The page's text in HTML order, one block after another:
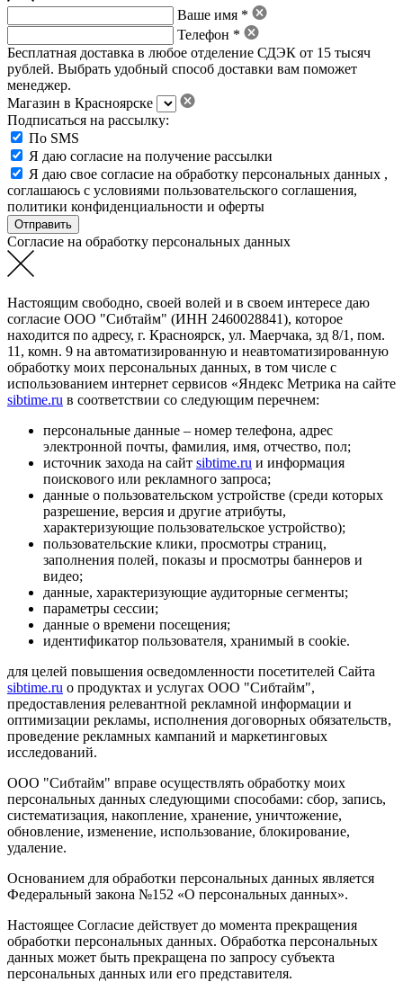
Ваше имя *
Телефон *
Бесплатная доставка в любое отделение СДЭК от 15 тысяч
рублей. Выбрать удобный способ доставки вам поможет
менеджер.
Магазин в Красноярске
Подписаться на рассылку:
По SMS
Я даю согласие на получение рассылки
Я даю свое согласие на обработку персональных данных ,
соглашаюсь с условиями пользовательского соглашения,
политики конфиденциальности и оферты
Согласие на обработку персональных данных
Настоящим свободно, своей волей и в своем интересе даю
согласие ООО "Сибтайм" (ИНН 2460028841), которое
находится по адресу, г. Красноярск, ул. Маерчака, зд 8/1, пом.
11, комн. 9 на автоматизированную и неавтоматизированную
обработку моих персональных данных, в том числе с
использованием интернет сервисов «Яндекс Метрика на сайте
sibtime.ru в соответствии со следующим перечнем:
персональные данные – номер телефона, адрес
электронной почты, фамилия, имя, отчество, пол;
источник захода на сайт sibtime.ru и информация
поискового или рекламного запроса;
данные о пользовательском устройстве (среди которых
разрешение, версия и другие атрибуты,
характеризующие пользовательское устройство);
пользовательские клики, просмотры страниц,
заполнения полей, показы и просмотры баннеров и
видео;
данные, характеризующие аудиторные сегменты;
параметры сессии;
данные о времени посещения;
идентификатор пользователя, хранимый в cookie.
для целей повышения осведомленности посетителей Сайта
sibtime.ru о продуктах и услугах ООО "Сибтайм",
предоставления релевантной рекламной информации и
оптимизации рекламы, исполнения договорных обязательств,
проведение рекламных кампаний и маркетинговых
исследований.
ООО "Сибтайм" вправе осуществлять обработку моих
персональных данных следующими способами: сбор, запись,
систематизация, накопление, хранение, уничтожение,
обновление, изменение, использование, блокирование,
удаление.
Основанием для обработки персональных данных является
Федеральный закона №152 «О персональных данных».
Настоящее Согласие действует до момента прекращения
обработки персональных данных. Обработка персональных
данных может быть прекращена по запросу субъекта
персональных данных или его представителя.